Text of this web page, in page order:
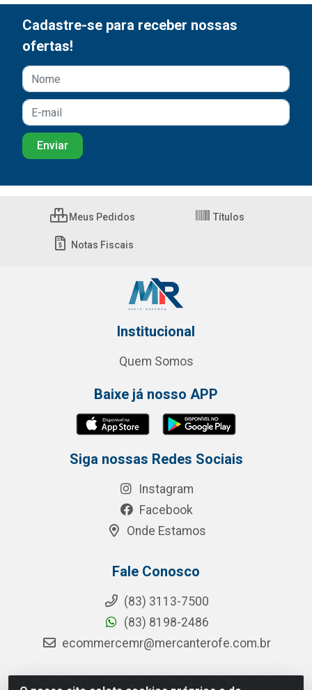
Cadastre-se para receber nossas
ofertas!
Meus Pedidos Títulos
Notas Fiscais
Institucional
Quem Somos
Baixe já nosso APP
Siga nossas Redes Sociais
Instagram
Facebook
Onde Estamos
Fale Conosco
(83) 3113-7500
(83) 8198-2486
ecommercemr@mercanterofe.com.br